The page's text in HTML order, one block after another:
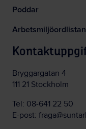
Poddar
Arbetsmiljöordlistan
Bryggargatan 4
111 21 Stockholm
Tel: 08-641 22 50
E-post: